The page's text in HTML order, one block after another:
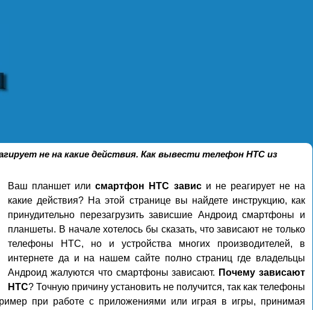
не на какие действия. Как вывести телефон HTC из
Ваш планшет илисмартфон HTC зависи не реагирует не на
какие действия? На этой странице вы найдете инструкцию, как
принудительно перезагрузить зависшие Андроид смартфоны и
планшеты. В начале хотелось бы сказать, что зависают не только
телефоны HTC, но и устройства многих производителей, в
интернете да и на нашем сайте полно страниц где владельцы
Андроид жалуются что смартфоны зависают. Почему зависают
HTC? Точную причину установить не получится, так как телефоны
при работе с приложениями или играя в игры, принимая